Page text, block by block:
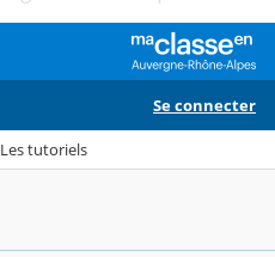
Se connecter
Les tutoriels